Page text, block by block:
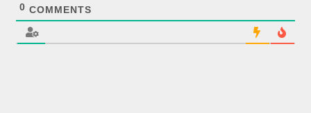
0 COMMENTS